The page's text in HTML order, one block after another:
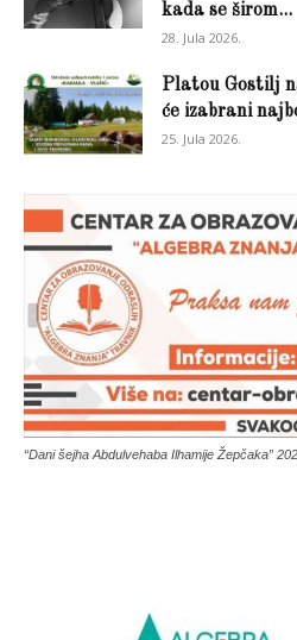
kada se širom...
28. Jula 2026.
Platou Gostilj
će izabrani
25. Jula 2026.
“Dani šejha Abdulvehaba Ilhamije Žepčaka”